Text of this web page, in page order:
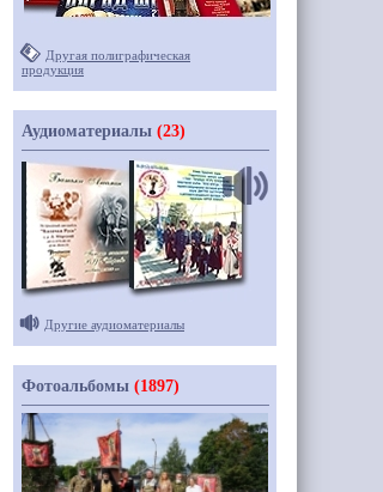
Другая полиграфическая
продукция
Аудиоматериалы (23)
Другие аудиоматериалы
Фотоальбомы (1897)